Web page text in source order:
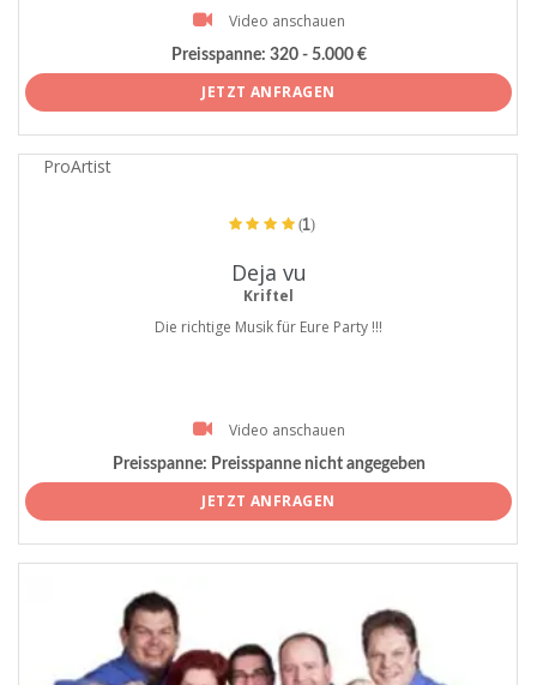
Video anschauen
Preisspanne: 320 - 5.000 €
JETZT ANFRAGEN
ProArtist
(1)
Deja vu
Kriftel
Die richtige Musik für Eure Party !!!
Video anschauen
Preisspanne: Preisspanne nicht angegeben
JETZT ANFRAGEN